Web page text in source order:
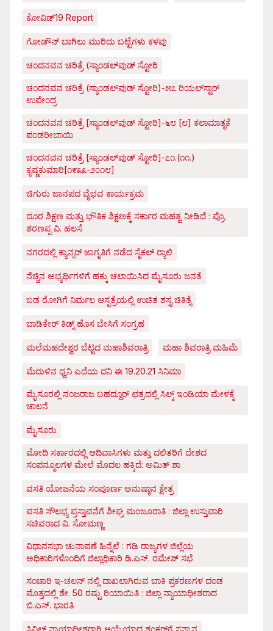
ಕೋವಿಡ್‌19 Report
ಗೋಡೌನ್ ಬಾಗಿಲು ಮುರಿದು ಬಟ್ಟೆಗಳು ಕಳವು
ಚಂದನವನ ಚರಿತ್ರೆ (ಸ್ಯಾಂಡಲ್‌ವುಡ್ ಸ್ಟೋರಿ
ಚಂದನವನ ಚರಿತ್ರೆ (ಸ್ಯಾಂಡಲ್‌ವುಡ್ ಸ್ಟೋರಿ)-೫೭ ರಿಯಲ್‌ಸ್ಟಾರ್
ಉಪೇಂದ್ರ
ಚಂದನವನ ಚರಿತ್ರೆ [ಸ್ಯಾಂಡಲ್‌ವುಡ್ ಸ್ಟೋರಿ]-೬೮ [೮] ಕಲಾಮಾತೃಕೆ
ಪಂಡರೀಬಾಯಿ
ಚಂದನವನ ಚರಿತ್ರೆ [ಸ್ಯಾಂಡಲ್‌ವುಡ್ ಸ್ಟೋರಿ]-೭೧.(೧೧.)
ಕೃಷ್ಣಕುಮಾರಿ[೧೯೩೩-೨೦೧೮]
ಚಿಗುರು ಜಾನಪದ ವೈಭವ ಕಾರ್ಯಕ್ರಮ
ದೂರ ಶಿಕ್ಷಣ ಮತ್ತು ಭೌತಿಕ ಶಿಕ್ಷಣಕ್ಕೆ ಸರ್ಕಾರ ಮಹತ್ವ ನೀಡಿದೆ : ಪ್ರೊ.
ಶರಣಪ್ಪ ವಿ. ಹಲಸೆ
ನಗರದಲ್ಲಿ ಕ್ಯಾನ್ಸರ್ ಜಾಗೃತಿಗೆ ನಡೆದ ಸೈಕಲ್ ರ್‍ಯಾಲಿ
ನೆಚ್ಚಿನ ಅಭ್ಯರ್ಥಿಗಳಿಗೆ ಹಕ್ಕು ಚಲಾಯಿಸಿದ ಮೈಸೂರು ಜನತೆ
ಬಡ ರೋಗಿಗೆ ನಿರ್ಮಲ ಆಸ್ಪತ್ರೆಯಲ್ಲಿ ಉಚಿತ ಶಸ್ತೃ ಚಿಕಿತ್ಸೆ
ಬಾಡಿಕೇರ್ ಕಿಡ್ಸ್ ಹೊಸ ಬೇಸಿಗೆ ಸಂಗ್ರಹ
ಮಲೆಮಹದೇಶ್ವರ ಬೆಟ್ಟದ ಮಹಾಶಿವರಾತ್ರಿ ಮಹಾ ಶಿವರಾತ್ರಿ ಮಹಿಮೆ
ಮೆದುಳಿನ ಧ್ವನಿ ಎದೆಯ ದನಿ ಈ 19.20.21 ಸಿನಿಮಾ
ಮೈಸೂರಲ್ಲಿ ನಂಜರಾಜ ಬಹದ್ದೂರ್ ಛತ್ರದಲ್ಲಿ ಸಿಲ್ಕ್ ಇಂಡಿಯಾ ಮೇಳಕ್ಕೆ
ಚಾಲನೆ
ಮೈಸೂರು
ಮೋದಿ ಸರ್ಕಾರದಲ್ಲಿ ಆದಿವಾಸಿಗಳು ಮತ್ತು ದಲಿತರಿಗೆ ದೇಶದ
ಸಂಪನ್ಮೂಲಗಳ ಮೇಲೆ ಮೊದಲ ಹಕ್ಕಿದೆ: ಅಮಿತ್ ಶಾ
ವಸತಿ ಯೋಜನೆಯ ಸಂಪೂರ್ಣ ಅನುಷ್ಠಾನ ಕ್ಷೇತ್ರ
ವಸತಿ ಸೌಲಭ್ಯ ಪ್ರಸ್ತಾವನೆಗೆ ಶೀಘ್ರ ಮಂಜೂರಾತಿ : ಜಿಲ್ಲಾ ಉಸ್ತುವಾರಿ
ಸಚಿವರಾದ ವಿ. ಸೋಮಣ್ಣ
ವಿಧಾನಸಭಾ ಚುನಾವಣೆ ಹಿನ್ನೆಲೆ : ಗಡಿ ರಾಜ್ಯಗಳ ಜಿಲ್ಲೆಯ
ಅಧಿಕಾರಿಗಳೊಂದಿಗೆ ಜಿಲ್ಲಾಧಿಕಾರಿ ಡಿ.ಎಸ್. ರಮೇಶ್ ಸಭೆ
ಸಂಚಾರಿ ಇ-ಚಲನ್ ನಲ್ಲಿ ದಾಖಲಾಗಿರುವ ಬಾಕಿ ಪ್ರಕರಣಗಳ ದಂಡ
ಮೊತ್ತದಲ್ಲಿ ಶೇ. 50 ರಷ್ಟು ರಿಯಾಯಿತಿ : ಜಿಲ್ಲಾ ನ್ಯಾಯಾಧೀಶರಾದ
ಬಿ.ಎಸ್. ಭಾರತಿ